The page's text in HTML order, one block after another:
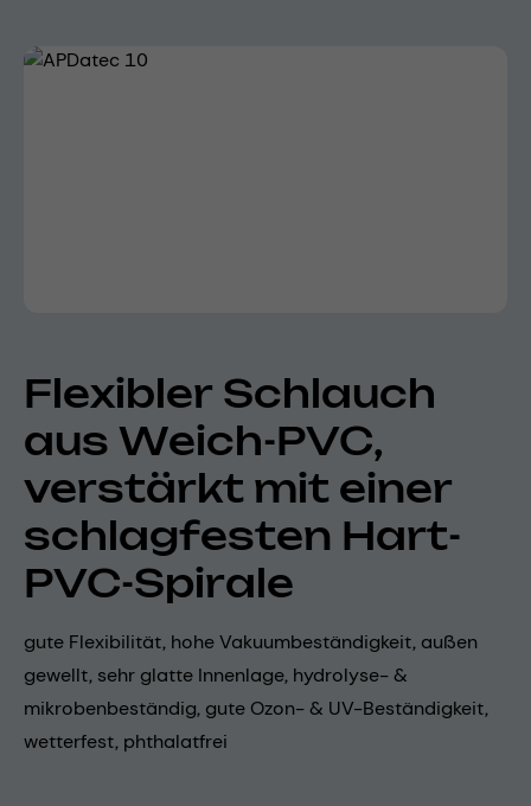
Bildergalerie überspringen
Flexibler Schlauch
aus Weich-PVC,
verstärkt mit einer
schlagfesten Hart-
PVC-Spirale
gute Flexibilität, hohe Vakuumbeständigkeit, außen
gewellt, sehr glatte Innenlage, hydrolyse- &
mikrobenbeständig, gute Ozon- & UV-Beständigkeit,
wetterfest, phthalatfrei